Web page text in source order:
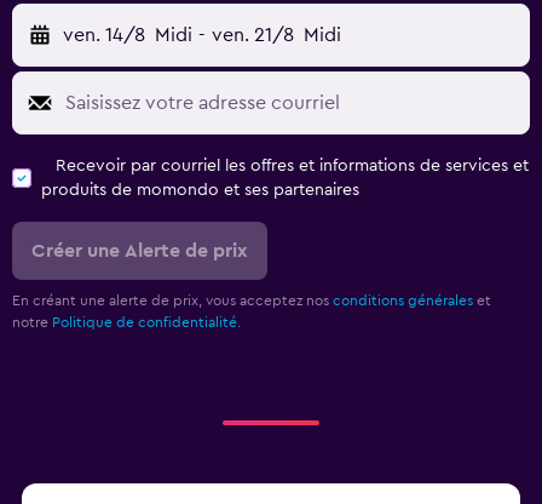
ven. 14/8 Midi - ven. 21/8 Midi
Recevoir par courriel les offres et informations de services et
produits de momondo et ses partenaires
Créer une Alerte de prix
En créant une alerte de prix, vous acceptez nos conditions générales et
notre Politique de confidentialité.